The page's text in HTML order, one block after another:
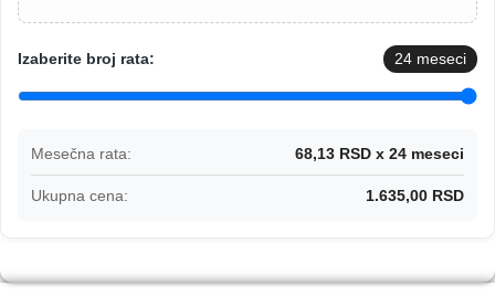
Izaberite broj rata: 24 meseci
Mesečna rata: 68,13 RSD x 24 meseci
Ukupna cena: 1.635,00 RSD